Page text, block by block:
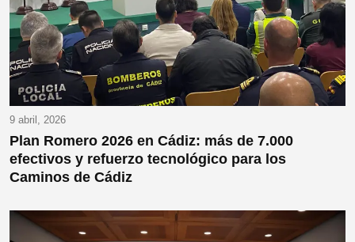
9 abril, 2026
Plan Romero 2026 en Cádiz: más de 7.000
efectivos y refuerzo tecnológico para los
Caminos de Cádiz